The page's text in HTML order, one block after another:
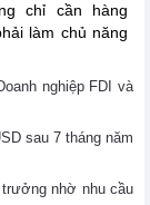
chỉ cần hàng
làm chủ năng
nghiệp FDI và
sau 7 tháng năm
nhờ nhu cầu